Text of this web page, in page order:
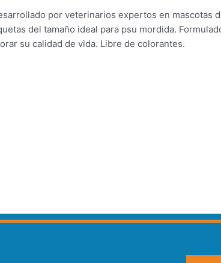
por veterinarios expertos en mascotas
del tamaño ideal para psu mordida.
su calidad de vida. Libre de colorantes.